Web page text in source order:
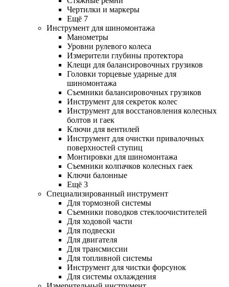
Чертилки и маркеры
Ещё 7
Инструмент для шиномонтажа
Манометры
Уровни рулевого колеса
Измерители глубины протектора
Клещи для балансировочных грузиков
Головки торцевые ударные для
шиномонтажа
Съемники балансировочных грузиков
Инструмент для секреток колес
Инструмент для восстановления колесных
болтов и гаек
Ключи для вентилей
Инструмент для очистки привалочных
поверхностей ступиц
Монтировки для шиномонтажа
Съемники колпачков колесных гаек
Ключи балонные
Ещё 3
Специализированный инструмент
Для тормозной системы
Съемники поводков стеклоочистителей
Для ходовой части
Для подвески
Для двигателя
Для трансмиссии
Для топливной системы
Инструмент для чистки форсунок
Для системы охлаждения